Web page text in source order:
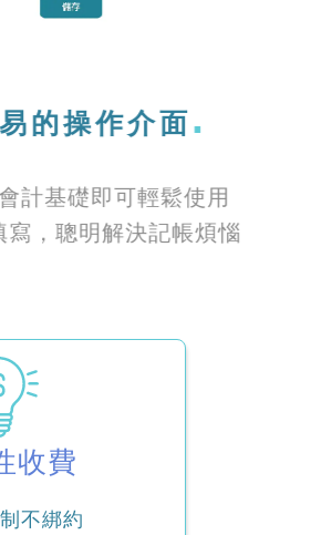
資金帳戶系統
支管道作為紀錄基礎
額核對確保帳務正確性
收費
不綁約